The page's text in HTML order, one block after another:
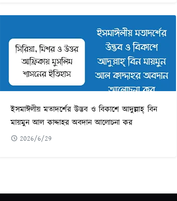
ইসমাঈলীয় মতাদর্শের উদ্ভব ও বিকাশে আদুল্লাহ্ বিন
মায়মুন আল কাদ্দাহর অবদান আলোচনা কর
2026/6/29